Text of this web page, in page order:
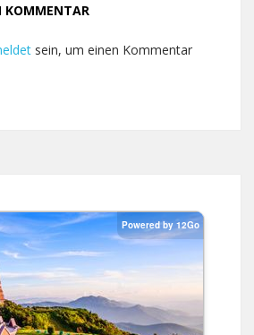
KOMMENTAR
sein, um einen Kommentar